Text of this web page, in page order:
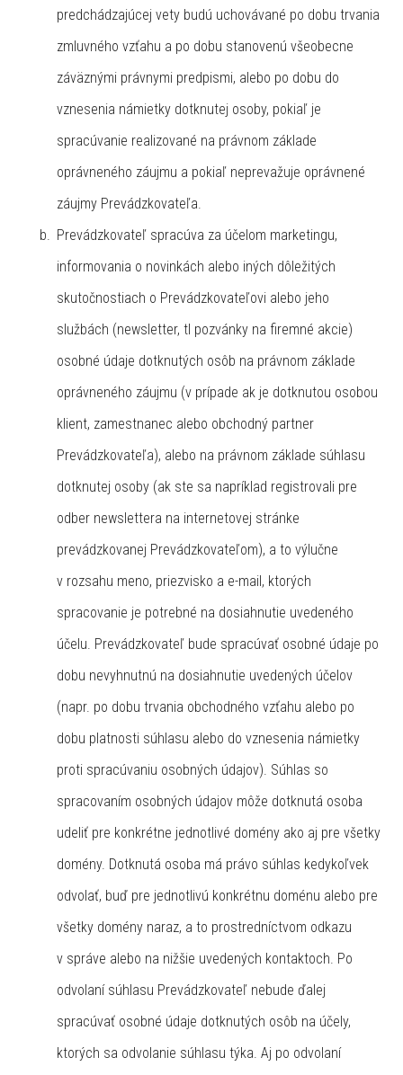
predchádzajúcej vety budú uchovávané po dobu trvania
zmluvného vzťahu a po dobu stanovenú všeobecne
záväznými právnymi predpismi, alebo po dobu do
vznesenia námietky dotknutej osoby, pokiaľ je
spracúvanie realizované na právnom základe
oprávneného záujmu a pokiaľ neprevažuje oprávnené
záujmy Prevádzkovateľa.
Prevádzkovateľ spracúva za účelom marketingu,
informovania o novinkách alebo iných dôležitých
skutočnostiach o Prevádzkovateľovi alebo jeho
službách (newsletter, tl pozvánky na firemné akcie)
osobné údaje dotknutých osôb na právnom základe
oprávneného záujmu (v prípade ak je dotknutou osobou
klient, zamestnanec alebo obchodný partner
Prevádzkovateľa), alebo na právnom základe súhlasu
dotknutej osoby (ak ste sa napríklad registrovali pre
odber newslettera na internetovej stránke
prevádzkovanej Prevádzkovateľom), a to výlučne
v rozsahu meno, priezvisko a e-mail, ktorých
spracovanie je potrebné na dosiahnutie uvedeného
účelu. Prevádzkovateľ bude spracúvať osobné údaje po
dobu nevyhnutnú na dosiahnutie uvedených účelov
(napr. po dobu trvania obchodného vzťahu alebo po
dobu platnosti súhlasu alebo do vznesenia námietky
proti spracúvaniu osobných údajov). Súhlas so
spracovaním osobných údajov môže dotknutá osoba
udeliť pre konkrétne jednotlivé domény ako aj pre všetky
domény. Dotknutá osoba má právo súhlas kedykoľvek
odvolať, buď pre jednotlivú konkrétnu doménu alebo pre
všetky domény naraz, a to prostredníctvom odkazu
v správe alebo na nižšie uvedených kontaktoch. Po
odvolaní súhlasu Prevádzkovateľ nebude ďalej
spracúvať osobné údaje dotknutých osôb na účely,
ktorých sa odvolanie súhlasu týka. Aj po odvolaní